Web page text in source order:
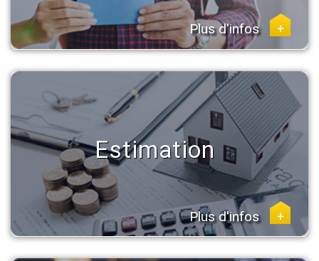
Plus d'infos +
Estimation
Plus d'infos +